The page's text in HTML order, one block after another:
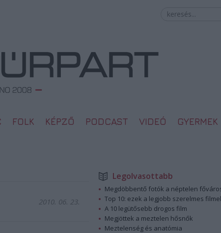
FOLK KÉPZŐ PODCAST VIDEÓ GYERMEK
2010. 06. 23.
Legolvasottabb
Megdöbbentő fotók a néptelen
Top 10: ezek a legjobb szerelmes
A 10 legütősebb drogos film
Megjöttek a meztelen hősnők
Meztelenség és anatómia